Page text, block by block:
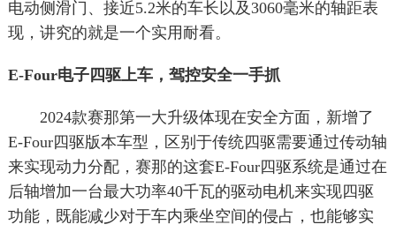
电动侧滑门、接近5.2米的车长以及3060毫米的轴距表
现，讲究的就是一个实用耐看。
E-Four电子四驱上车，驾控安全一手抓
2024款赛那第一大升级体现在安全方面，新增了
E-Four四驱版本车型，区别于传统四驱需要通过传动轴
来实现动力分配，赛那的这套E-Four四驱系统是通过在
后轴增加一台最大功率40千瓦的驱动电机来实现四驱
功能，既能减少对于车内乘坐空间的侵占，也能够实